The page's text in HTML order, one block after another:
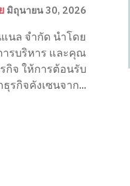
มิถุนายน 30, 2026
นล จำกัด นำโดย
รบริหาร และคุณ
กิจ ให้การต้อนรับ
รกิจคังเซนจาก...